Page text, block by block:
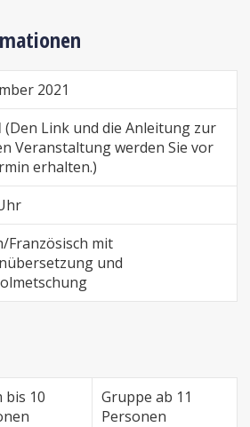
2021
(Den Link und die Anleitung zur
Veranstaltung werden Sie vor
erhalten.)
Französisch mit
und
bis 10
Gruppe ab 11
Personen